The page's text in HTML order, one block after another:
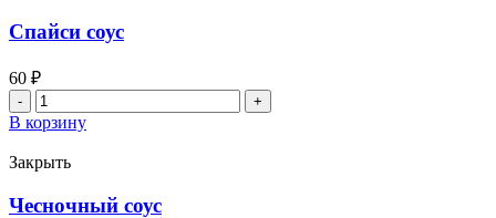
Спайси соус
60 ₽
Количество
товара
Спайси
соус
В корзину
Закрыть
Чесночный соус